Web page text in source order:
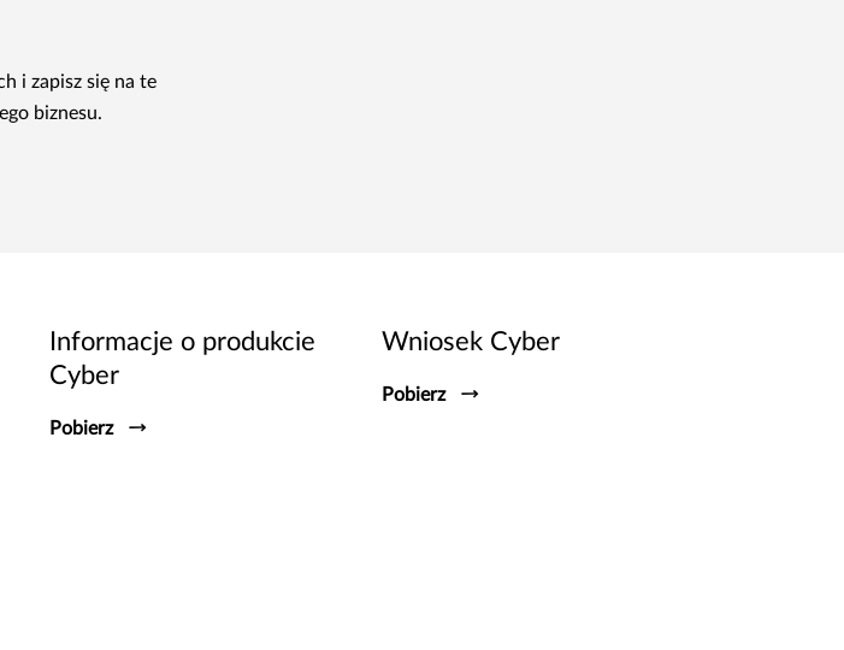
i zapisz się na te
biznesu.
Informacje o produkcie
Cyber
Pobierz
Wniosek Cyber
Pobierz